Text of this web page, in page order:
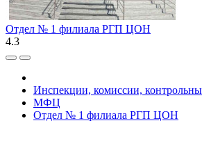
Отдел № 1 филиала РГП ЦОН
4.3
Инспекции, комиссии,
МФЦ
Отдел № 1 филиала РГП ЦОН